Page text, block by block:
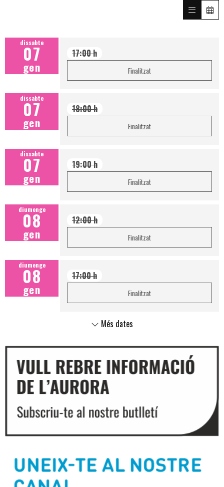
dissabte
07
gen
17:00 h
Finalitzat
dissabte
07
gen
18:00 h
Finalitzat
dissabte
07
gen
19:00 h
Finalitzat
diumenge
08
gen
12:00 h
Finalitzat
diumenge
08
gen
17:00 h
Finalitzat
Més dates